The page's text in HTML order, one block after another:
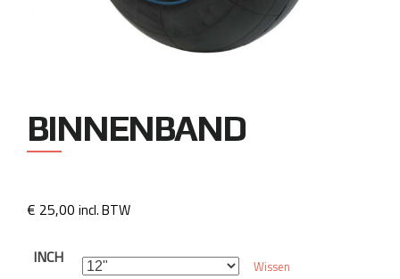
BINNENBAND
€ 25,00 incl. BTW
INCH Wissen